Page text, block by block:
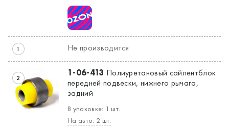
1 Не производится
2 1-06-413 Полиуретановый сайлентблок
передней подвески, нижнего рычага,
задний
В упаковке: 1 шт.
На авто: 2 шт.